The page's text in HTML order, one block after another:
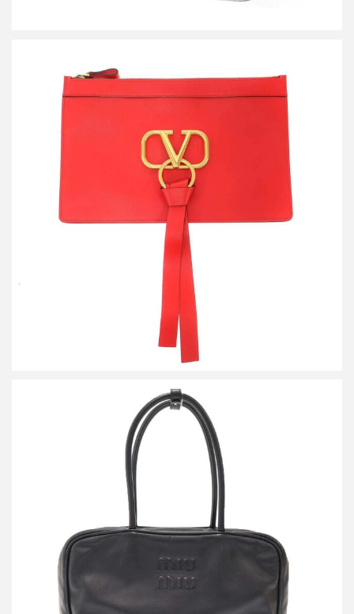
ヴァレンティノ Vリングフラット レザークラッチバッグ
RW0P0269WUU
買取金額14,400円
詳しく見る
ミュウミュウ BEAU レザー ボー バッグ
買取金額144,000円
詳しく見る